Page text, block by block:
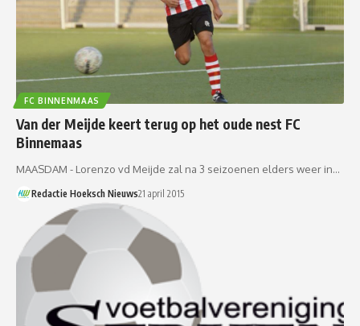
FC BINNENMAAS
Van der Meijde keert terug op het oude nest FC
Binnemaas
MAASDAM - Lorenzo vd Meijde zal na 3 seizoenen elders weer in…
Redactie Hoeksch Nieuws21 april 2015